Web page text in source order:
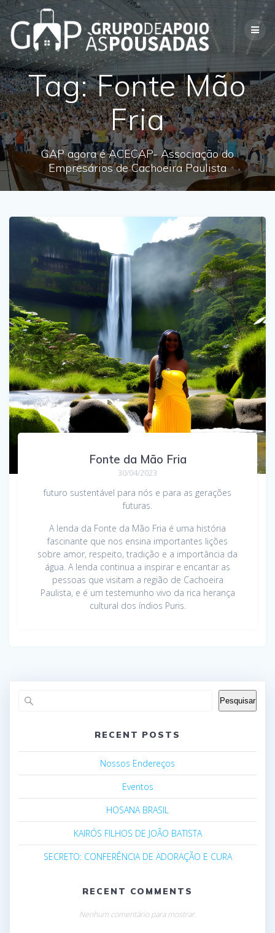
Skip
to
content
Tag:Fonte Mão
Fria
GAP agora é ACECAP- Associação do
Empresários de Cachoeira Paulista
Fonte da Mão Fria
30/04/2023
futuro sustentável para nós e para as gerações
futuras.
A lenda da Fonte da Mão Fria é uma história
fascinante que nos ensina importantes lições
sobre amor, respeito, tradição e a importância da
água. A lenda continua a inspirar e encantar as
pessoas que visitam a região de Cachoeira
Paulista, e é um testemunho vivo da rica herança
cultural dos índios Puris.
Pesquisar
RECENT POSTS
Nossos Endereços
Eventos
HOSANA BRASIL
KAIRÓS FILHOS DE JOÃO BATISTA
SECRETO: CONFERÊNCIA DE ADORAÇÃO E CURA
RECENT COMMENTS
Nenhum comentário para mostrar.